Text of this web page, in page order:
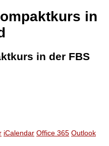
in
in der FBS
iCalendar Office 365 Outlook